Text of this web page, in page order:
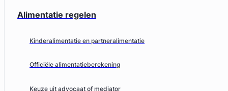
Alimentatie regelen
Kinderalimentatie en partneralimentatie
Officiële alimentatieberekening
Keuze uit advocaat of mediator